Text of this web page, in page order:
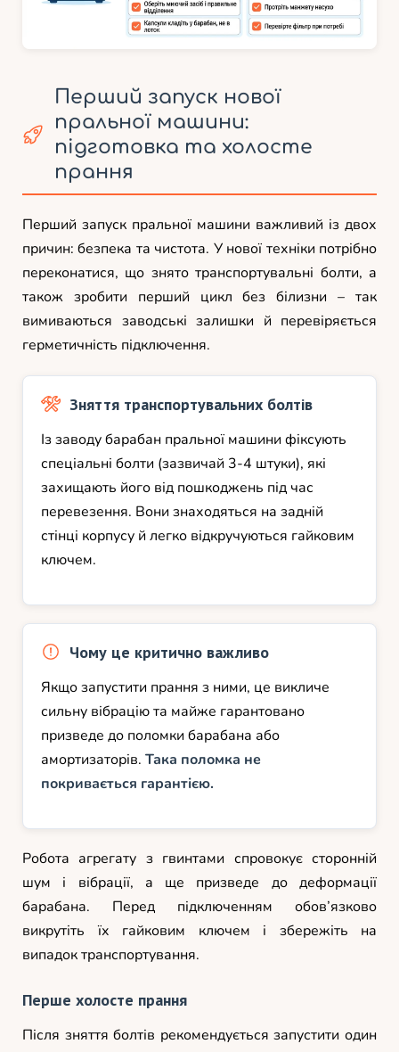
Перший запуск нової
пральної машини:
підготовка та холосте
прання
Перший запуск пральної машини важливий із двох
причин: безпека та чистота. У нової техніки потрібно
переконатися, що знято транспортувальні болти, а
також зробити перший цикл без білизни – так
вимиваються заводські залишки й перевіряється
герметичність підключення.
Зняття транспортувальних болтів
Із заводу барабан пральної машини фіксують
спеціальні болти (зазвичай 3-4 штуки), які
захищають його від пошкоджень під час
перевезення. Вони знаходяться на задній
стінці корпусу й легко відкручуються гайковим
ключем.
Чому це критично важливо
Якщо запустити прання з ними, це викличе
сильну вібрацію та майже гарантовано
призведе до поломки барабана або
амортизаторів. Така поломка не
покривається гарантією.
Робота агрегату з гвинтами спровокує сторонній
шум і вібрації, а ще призведе до деформації
барабана. Перед підключенням обов’язково
викрутіть їх гайковим ключем і збережіть на
випадок транспортування.
Перше холосте прання
Після зняття болтів рекомендується запустити один